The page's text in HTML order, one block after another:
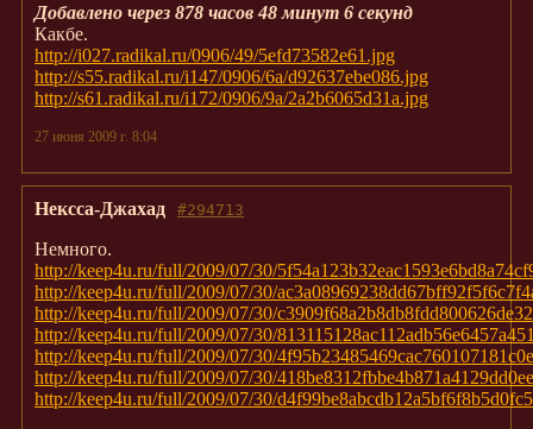
Добавлено через 878 часов 48 минут 6 секунд
Какбе.
http://i027.radikal.ru/0906/49/5efd73582e61.jpg
http://s55.radikal.ru/i147/0906/6a/d92637ebe086.jpg
http://s61.radikal.ru/i172/0906/9a/2a2b6065d31a.jpg
27 июня 2009 г. 8:04
#294713
Нексса-Джахад
Немного.
http://keep4u.ru/full/2009/07/30/
http://keep4u.ru/full/2009/07/30/
http://keep4u.ru/full/2009/07/30/
http://keep4u.ru/full/2009/07/30/
http://keep4u.ru/full/2009/07/30/
http://keep4u.ru/full/2009/07/30/
http://keep4u.ru/full/2009/07/30/